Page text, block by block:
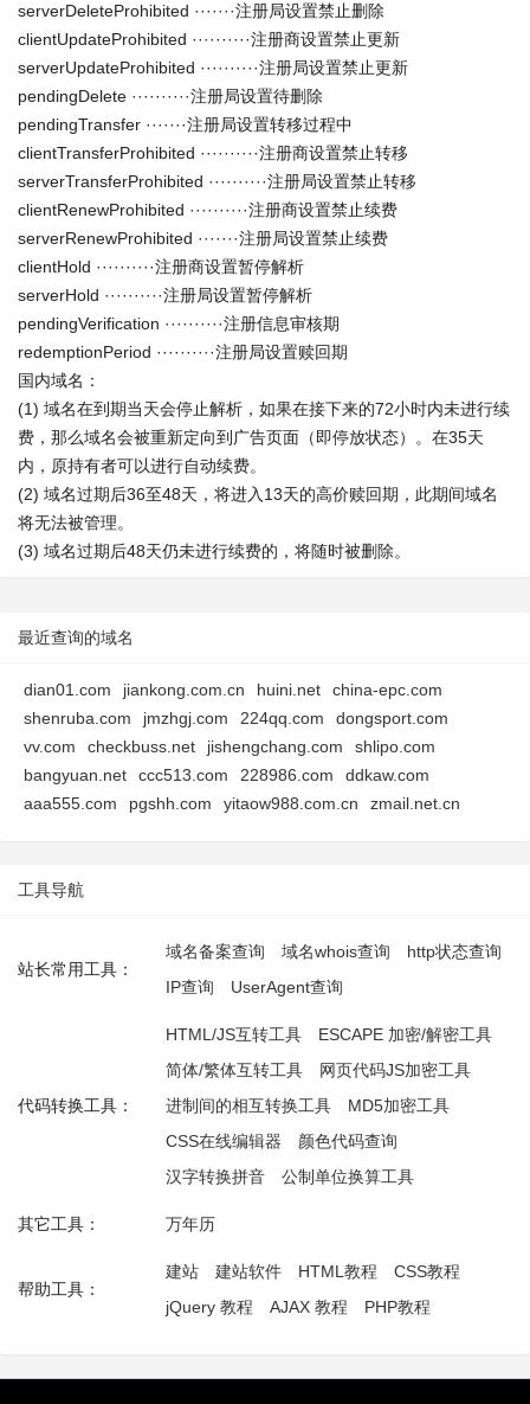
serverDeleteProhibited ·······注册局设置禁止删除
clientUpdateProhibited ··········注册商设置禁止更新
serverUpdateProhibited ··········注册局设置禁止更新
pendingDelete ··········注册局设置待删除
pendingTransfer ·······注册局设置转移过程中
clientTransferProhibited ··········注册商设置禁止转移
serverTransferProhibited ··········注册局设置禁止转移
clientRenewProhibited ··········注册商设置禁止续费
serverRenewProhibited ·······注册局设置禁止续费
clientHold ··········注册商设置暂停解析
serverHold ··········注册局设置暂停解析
pendingVerification ··········注册信息审核期
redemptionPeriod ··········注册局设置赎回期
国内域名：
(1) 域名在到期当天会停止解析，如果在接下来的72小时内未进行续
费，那么域名会被重新定向到广告页面（即停放状态）。在35天
内，原持有者可以进行自动续费。
(2) 域名过期后36至48天，将进入13天的高价赎回期，此期间域名
将无法被管理。
(3) 域名过期后48天仍未进行续费的，将随时被删除。
最近查询的域名
dian01.com jiankong.com.cn huini.net
china-epc.com
shenruba.com
jmzhgj.com 224qq.com
dongsport.com
vv.com
checkbuss.net jishengchang.com
shlipo.com
bangyuan.net
ccc513.com 228986.com
ddkaw.com
aaa555.com
pgshh.com yitaow988.com.cn zmail.net.cn
工具导航
站长常用工具：
域名备案查询 域名whois查询
http状态查询
IP查询
UserAgent查询
代码转换工具：
HTML/JS互转工具
ESCAPE 加密/解密工具
简体/繁体互转工具
网页代码JS加密工具
进制间的相互转换工具
MD5加密工具
CSS在线编辑器
颜色代码查询
汉字转换拼音
公制单位换算工具
其它工具： 万年历
帮助工具：
建站 建站软件 HTML教程
CSS教程
jQuery 教程
AJAX 教程 PHP教程